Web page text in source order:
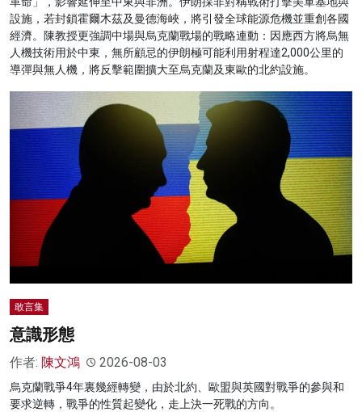
設施，若封鎖霍爾木茲及曼德海峽，將引發全球能源危機並重創各國
經濟。陳教授更強調中場與烏克蘭戰場的戰略連動：因應西方將烏無
人機技術用於中東，無所顧忌的伊朗極可能利用射程達2,000公里的
導彈與無人機，將反擊範圍擴大至烏克蘭及東歐的北約設施。
敢言集
意識形態
作者: 陳文鴻 2026-08-03
烏克蘭戰爭4年裏幾經轉變，由於北約、歐盟與英國對戰爭的參與和
要求逆轉，戰爭的性質起變化，走上決一死戰的方向。